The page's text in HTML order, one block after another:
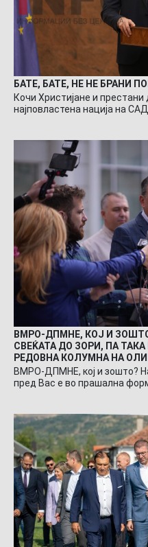
БАТЕ, БАТЕ, НЕ НЕ БРАНИ
Кочи Христијане и
најповластена нација на
ВМРО-ДПМНЕ, КОЈ И
СВЕЌАТА ДО ЗОРИ, ПА
РЕДОВНА КОЛУМНА НА
ВМРО-ДПМНЕ, кој и зошто?
пред Вас е во прашална